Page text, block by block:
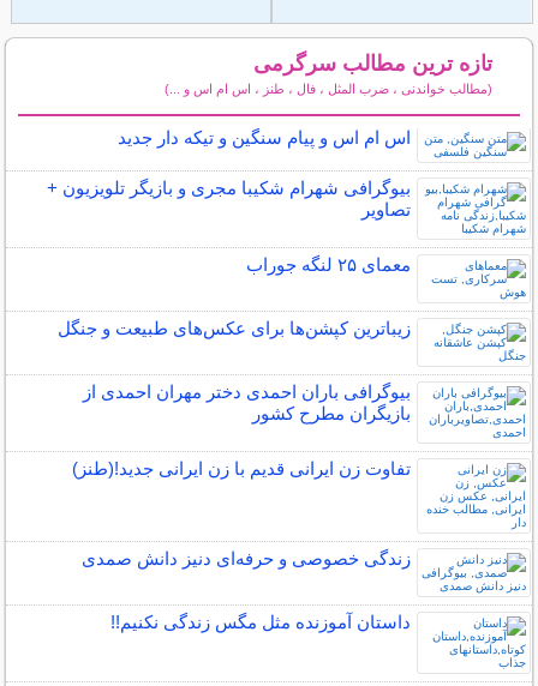
تازه ترین مطالب سرگرمی
(مطالب خواندنی ، ضرب المثل ، فال ، طنز ، اس ام اس و ...)
اس ام اس و پیام سنگین و تیکه دار جدید
بیوگرافی شهرام شکیبا مجری و بازیگر تلویزیون +
تصاویر
معمای ۲۵ لنگه جوراب
زیباترین کپشن‌ها برای عکس‌های طبیعت و جنگل
بیوگرافی باران احمدی دختر مهران احمدی از
بازیگران مطرح کشور
تفاوت زن ایرانی قدیم با زن ایرانی جدید!(طنز)
زندگی خصوصی و حرفه‌ای دنیز دانش صمدی
داستان آموزنده مثل مگس زندگی نکنیم!!